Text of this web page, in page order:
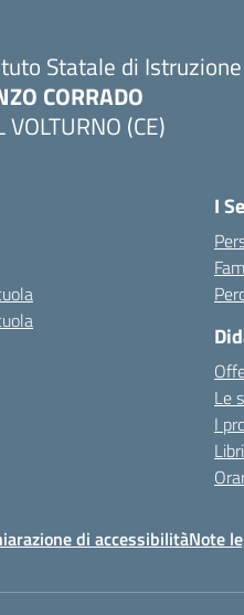
Statale di
CORRADO
VOLTURNO (CE)
I
Le
I
di accessibilitàNote